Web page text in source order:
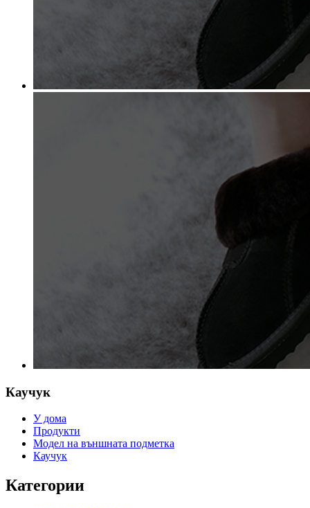
Каучук
У дома
Продукти
Модел на външната подметка
Каучук
Категории